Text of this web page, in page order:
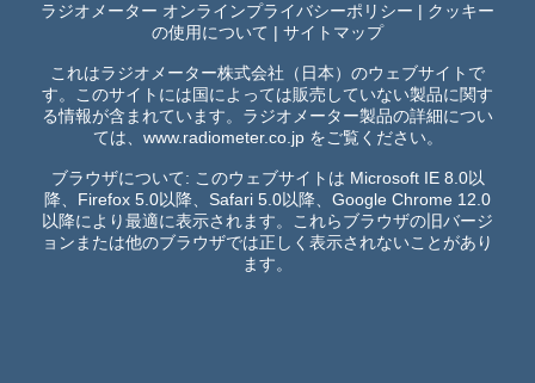
ラジオメーター オンラインプライバシーポリシー | クッキー
の使用について | サイトマップ
これはラジオメーター株式会社（日本）のウェブサイトで
す。このサイトには国によっては販売していない製品に関す
る情報が含まれています。ラジオメーター製品の詳細につい
ては、 www.radiometer.co.jpをご覧ください。
ブラウザについて: このウェブサイトは Microsoft IE 8.0以
降、Firefox 5.0以降、Safari 5.0以降、Google Chrome 12.0
以降により最適に表示されます。これらブラウザの旧バージ
ョンまたは他のブラウザでは正しく表示されないことがあり
ます。